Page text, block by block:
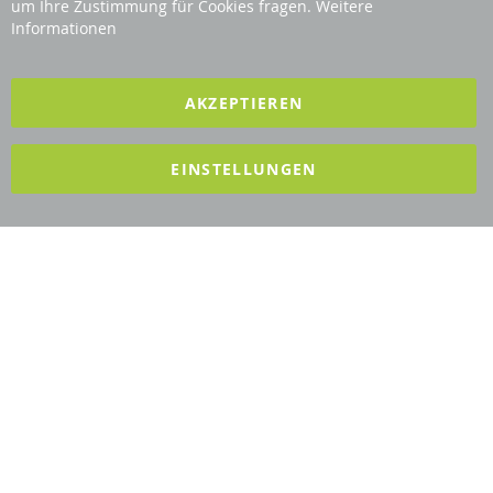
Revisage GmbH
um Ihre Zustimmung für Cookies fragen. Weitere
Informationen
AKZEPTIEREN
EINSTELLUNGEN